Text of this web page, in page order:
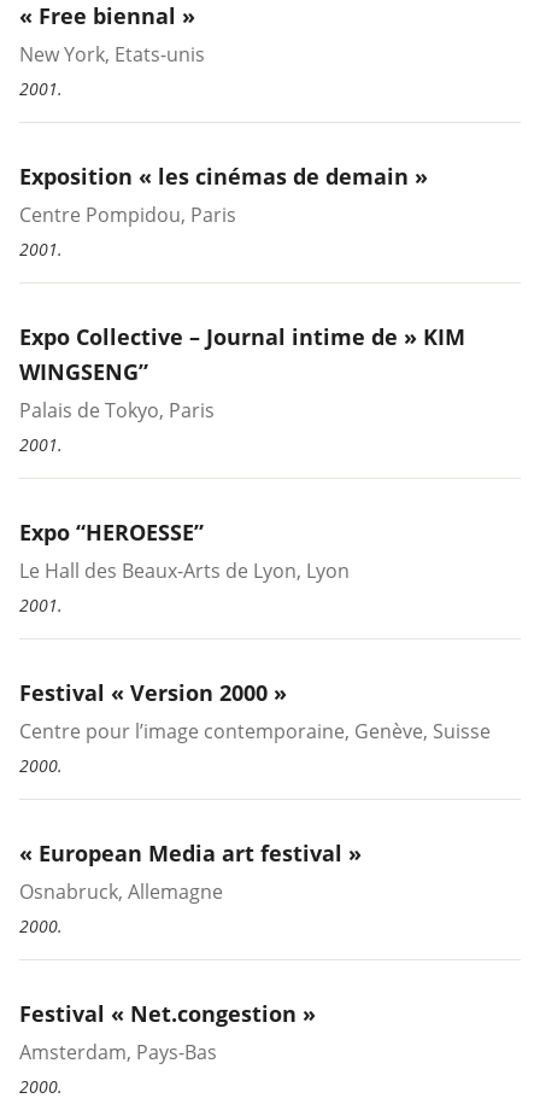
« Free biennal »
New York, Etats-unis
2001.
Exposition « les cinémas de demain »
Centre Pompidou, Paris
2001.
Expo Collective – Journal intime de » KIM
WINGSENG”
Palais de Tokyo, Paris
2001.
Expo “HEROESSE”
Le Hall des Beaux-Arts de Lyon, Lyon
2001.
Festival « Version 2000 »
Centre pour l’image contemporaine, Genève, Suisse
2000.
« European Media art festival »
Osnabruck, Allemagne
2000.
Festival « Net.congestion »
Amsterdam, Pays-Bas
2000.